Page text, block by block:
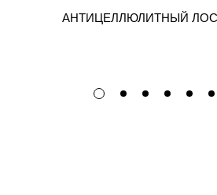
АНТИЦЕЛЛЮЛИТНЫЙ